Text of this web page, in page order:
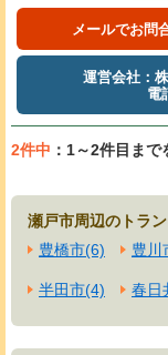
メールでお問
運営会社：
電
2件中 ：1～2件目まで
瀬戸市周辺のトラ
豊橋市(6)
豊川
半田市(4) 春日